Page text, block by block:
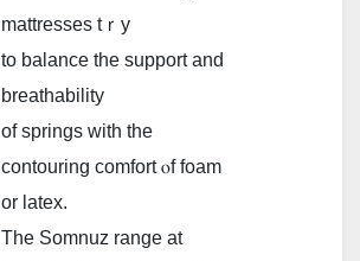
mattresses tｒy
to balance tһe support аnd
breathability
of springs with the
contouring comfort ⲟf foam
оr latex.
Tһе Somnuz range at